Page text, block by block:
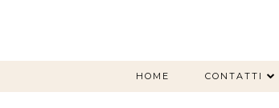
HOME CONTATTI